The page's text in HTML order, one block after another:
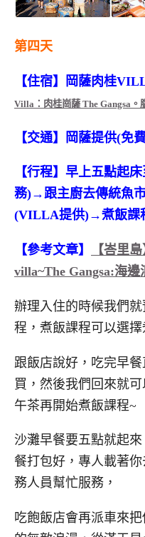
第四天
【住宿】岡薩肉桂
Villa：肉桂崗薩 The Gangsa。
【交通】岡薩提供(免
【行程】早上五點起
務)→跟主廚去傳統魚
(VILLA提供)→煮飯課
【參考文章】
【峇里
villa~The Gangsa:海
辦理入住的時候我們
程，煮飯課程可以選
跟飯店說好，吃完早
買，然後我們回來就
午茶再開始煮飯課程~
沙灘早餐要五點就起
餐打包好，專人載著
務人員幫忙服務，
吃飽飯店會再派車來